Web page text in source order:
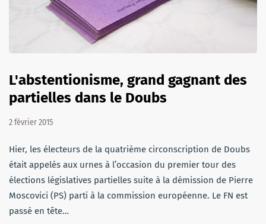
L'abstentionisme, grand gagnant des
partielles dans le Doubs
2 février 2015
Hier, les électeurs de la quatrième circonscription de Doubs
était appelés aux urnes à l’occasion du premier tour des
élections législatives partielles suite à la démission de Pierre
Moscovici (PS) parti à la commission européenne. Le FN est
passé en tête…